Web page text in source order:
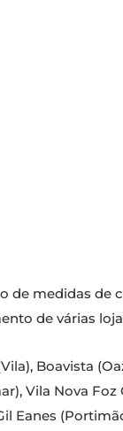
de medidas de
de várias
Boavista
Vila Nova Foz
Eanes